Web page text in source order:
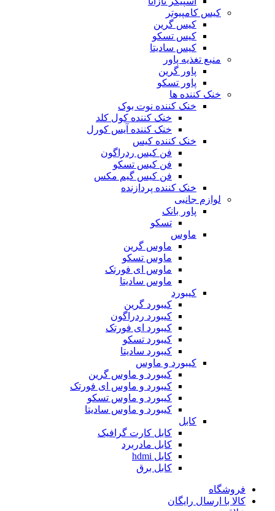
کیس کامپیوتر
کیس گرین
کیس تسکو
کیس سادیتا
منبع تغذیه‌ پاور
پاور گرین
پاور تسکو
خنک کننده ها
خنک کننده نوت بوک
خنک کننده کول کلد
خنک کننده آیس کورل
خنک کننده کیس
فن کیس ردراگون
فن کیس تسکو
فن کیس گیم مکس
خنک کننده پردازنده
لوازم جانبی
پاور بانک
تسکو
ماوس
ماوس گرین
ماوس تسکو
ماوس ای فورتک
ماوس سادیتا
کیبورد
کیبورد گرین
کیبورد ردراگون
کیبورد ای فورتک
کیبورد تسکو
کیبورد سادیتا
کیبورد و ماوس
کیبورد و ماوس گرین
کیبورد و ماوس ای فورتک
کیبورد و ماوس تسکو
کیبورد و ماوس سادیتا
کابل
کابل کارت گرافیک
کابل مادربرد
کابل hdmi
کابل برق
فروشگاه
کالا با ارسال رایگان